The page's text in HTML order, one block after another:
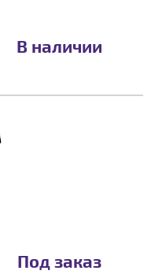
В наличии
Под заказ